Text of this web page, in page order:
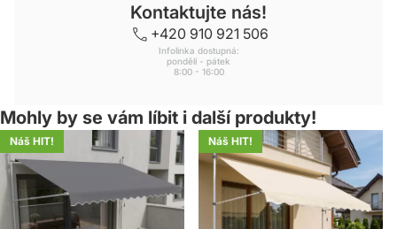
Kontaktujte nás!
+420 910 921 506
Infolinka dostupná:
pondělí - pátek
8:00 - 16:00
Mohly by se vám líbit i další produkty!
Náš HIT! Náš HIT!